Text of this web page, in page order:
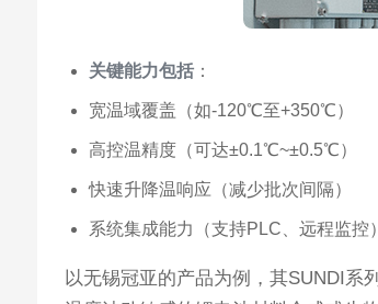
关键能力包括 ：
宽温域覆盖（如-120℃至+350℃）
高控温精度（可达±0.1℃~±0.5℃）
快速升降温响应（减少批次间隔）
系统集成能力（支持PLC、远程监控）
以无锡冠亚的产品为例，其SUNDI系